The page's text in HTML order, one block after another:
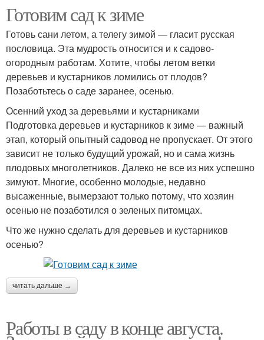
Готовим сад к зиме
Готовь сани летом, а телегу зимой — гласит русская
пословица. Эта мудрость относится и к садово-
огородным работам. Хотите, чтобы летом ветки
деревьев и кустарников ломились от плодов?
Позаботьтесь о саде заранее, осенью.
Осенний уход за деревьями и кустарниками
Подготовка деревьев и кустарников к зиме — важный
этап, который опытный садовод не пропускает. От этого
зависит не только будущий урожай, но и сама жизнь
плодовых многолетников. Далеко не все из них успешно
зимуют. Многие, особенно молодые, недавно
высаженные, вымерзают только потому, что хозяин
осенью не позаботился о зеленых питомцах.
Что же нужно сделать для деревьев и кустарников
осенью?
читать дальше →
Работы в саду в конце августа.